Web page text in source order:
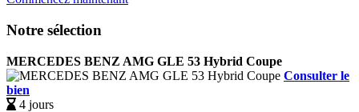
Notre sélection
MERCEDES BENZ AMG GLE 53 Hybrid Coupe
Consulter le
bien
4 jours